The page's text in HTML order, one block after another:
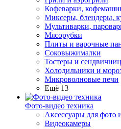
Кофеварки,
Миксеры, блендеры,
Мультиварки,
Мясорубки
Плиты и варочные
Соковыжималки
Тостеры и
Холодильники и
Микроволновые печи
Ещё 13
Фото-видео техника
Аксессуары для фото
Видеокамеры